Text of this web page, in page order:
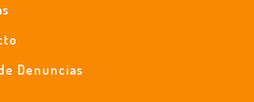
Denuncias